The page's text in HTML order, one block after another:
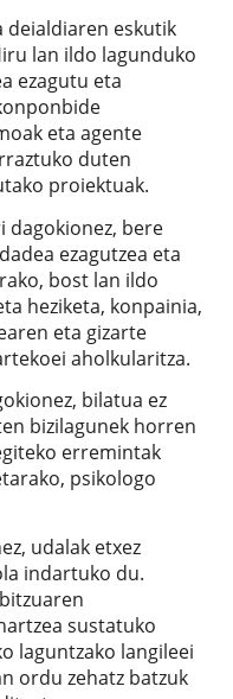
eskutik
lan ildo lagunduko
ezagutu eta
eta agente
duten
proiektuak.
dagokionez, bere
ezagutzea eta
bost lan ildo
heziketa, konpainia,
eta gizarte
aholkularitza.
bilatua ez
bizilagunek horren
erremintak
psikologo
udalak etxez
indartuko du.
sustatuko
laguntzako langileei
ordu zehatz batzuk